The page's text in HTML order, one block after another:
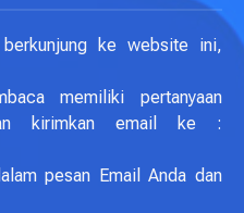
ke website ini,
memiliki pertanyaan
kirimkan email ke :
pesan Email Anda dan